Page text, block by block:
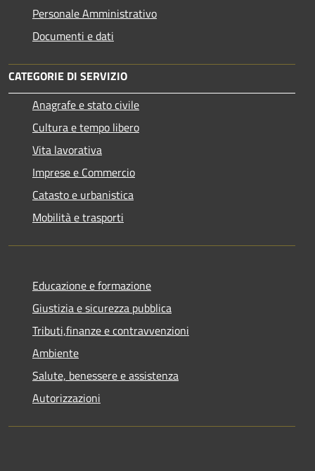
Personale Amministrativo
Documenti e dati
CATEGORIE DI SERVIZIO
Anagrafe e stato civile
Cultura e tempo libero
Vita lavorativa
Imprese e Commercio
Catasto e urbanistica
Mobilità e trasporti
Educazione e formazione
Giustizia e sicurezza pubblica
Tributi,finanze e contravvenzioni
Ambiente
Salute, benessere e assistenza
Autorizzazioni